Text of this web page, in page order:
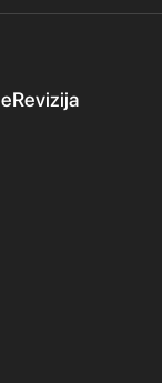
eRevizija